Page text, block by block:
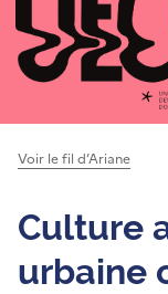
Voir le fil d’Ariane
Culture
urbaine